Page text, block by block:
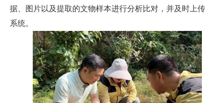
据、图片以及提取的文物样本进行分析比对，并及时上传
系统。